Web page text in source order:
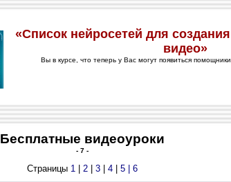
Бесплатные видеоуроки
- 7 -
Страницы 1 | 2 | 3 | 4 | 5 | 6